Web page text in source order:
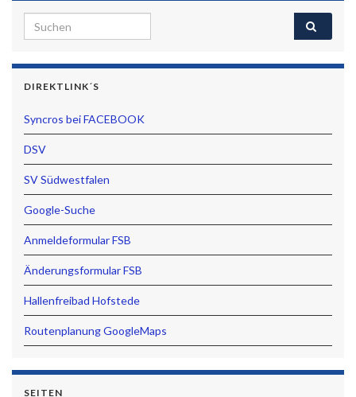
Search for:
DIREKTLINK´S
Syncros bei FACEBOOK
DSV
SV Südwestfalen
Google-Suche
Anmeldeformular FSB
Änderungsformular FSB
Hallenfreibad Hofstede
Routenplanung GoogleMaps
SEITEN